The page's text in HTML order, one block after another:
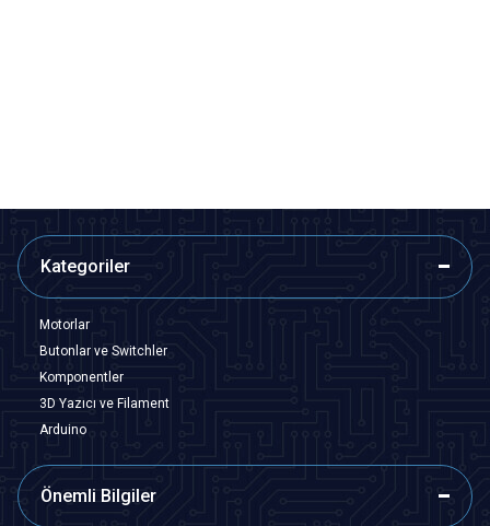
Kategoriler
Motorlar
Butonlar ve Switchler
Komponentler
3D Yazıcı ve Filament
Arduino
Önemli Bilgiler